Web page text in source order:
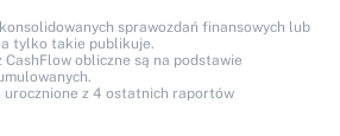
sprawozdań finansowych lub
tylko takie publikuje.
obliczne są na podstawie
urocznione z 4 ostatnich raportów